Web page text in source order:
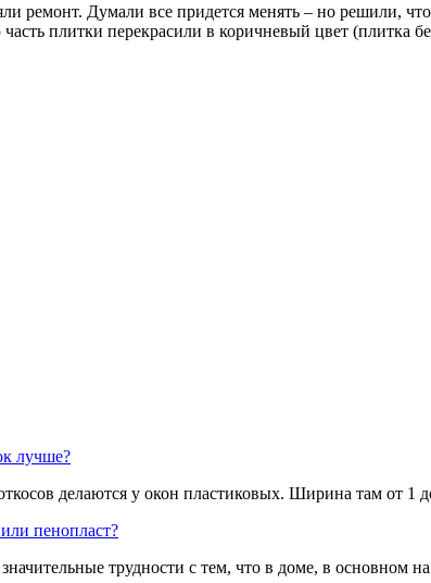
ремонт. Думали все придется менять – но решили,
часть плитки перекрасили в коричневый цвет
лучше?
делаются у окон пластиковых. Ширина там от 1
пенопласт?
трудности с тем, что в доме, в основном на